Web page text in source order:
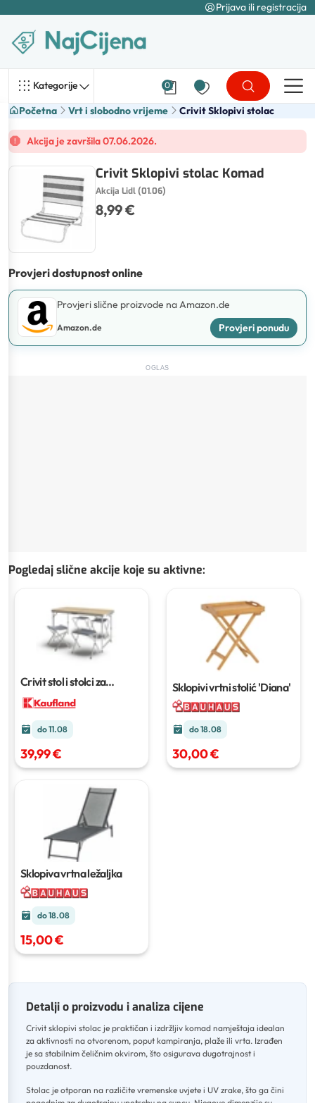
Prijava ili registracija
Kategorije 0
Početna Vrt i slobodno vrijeme Crivit Sklopivi stolac
Akcija je završila 07.06.2026.
Crivit Sklopivi stolac Komad
Akcija Lidl (01.06)
8,99 €
Provjeri dostupnost online
Provjeri slične proizvode na Amazon.de
Amazon.de Provjeri ponudu
OGLAS
Pogledaj slične akcije koje su aktivne:
Crivit stol i stolci za
do 11.08
39,99 €
Sklopivi vrtni stolić 'Diana'
do 18.08
30,00 €
Sklopiva vrtna ležaljka
do 18.08
15,00 €
Detalji o proizvodu i analiza cijene
Crivit sklopivi stolac je praktičan i izdržljiv komad namještaja idealan
za aktivnosti na otvorenom, poput kampiranja, plaže ili vrta. Izrađen
je sa stabilnim čeličnim okvirom, što osigurava dugotrajnost i
pouzdanost.
Stolac je otporan na različite vremenske uvjete i UV zrake, što ga čini